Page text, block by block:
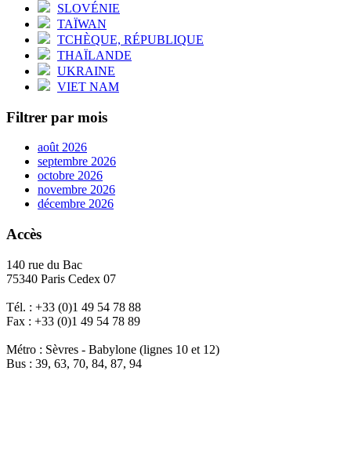
SLOVÉNIE
TAÏWAN
TCHÈQUE, RÉPUBLIQUE
THAÏLANDE
UKRAINE
VIET NAM
Filtrer par mois
août 2026
septembre 2026
octobre 2026
novembre 2026
décembre 2026
Accès
140 rue du Bac
75340 Paris Cedex 07
Tél. : +33 (0)1 49 54 78 88
Fax : +33 (0)1 49 54 78 89
Métro : Sèvres - Babylone (lignes 10 et 12)
Bus : 39, 63, 70, 84, 87, 94